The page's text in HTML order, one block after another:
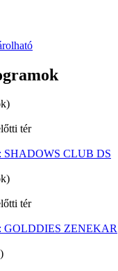
tér
SHADOWS CLUB DS
tér
GOLDDIES ZENEKAR